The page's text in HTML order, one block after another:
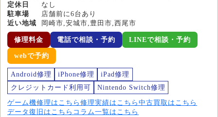
定休日
なし
駐車場
店舗前に6台あり
近い地域
岡崎市,安城市,豊田市,西尾市
修理料金 電話で相談・予約 LINEで相談・予約
webで予約
Android修理 iPhone修理
iPad修理
クレジットカード利用可
Nintendo Switch修理
ゲーム機修理はこちら 修理実績はこちら 中古買取はこちら
データ復旧はこちら コラム一覧はこちら